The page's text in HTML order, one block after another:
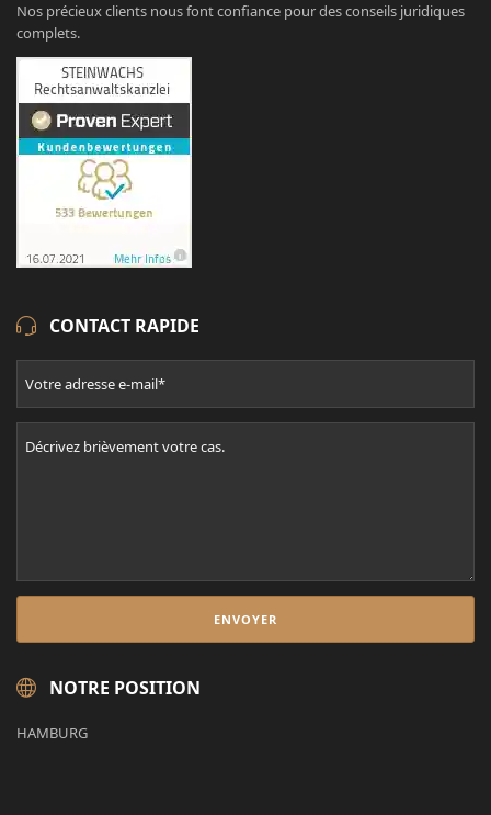
Nos précieux clients nous font confiance pour des conseils juridiques
complets.
CONTACT RAPIDE
NOTRE POSITION
HAMBURG